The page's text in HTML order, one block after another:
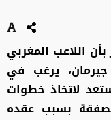
اللاعب المغربي
يرغب في
لاتخاذ خطوات
بسبب عقده